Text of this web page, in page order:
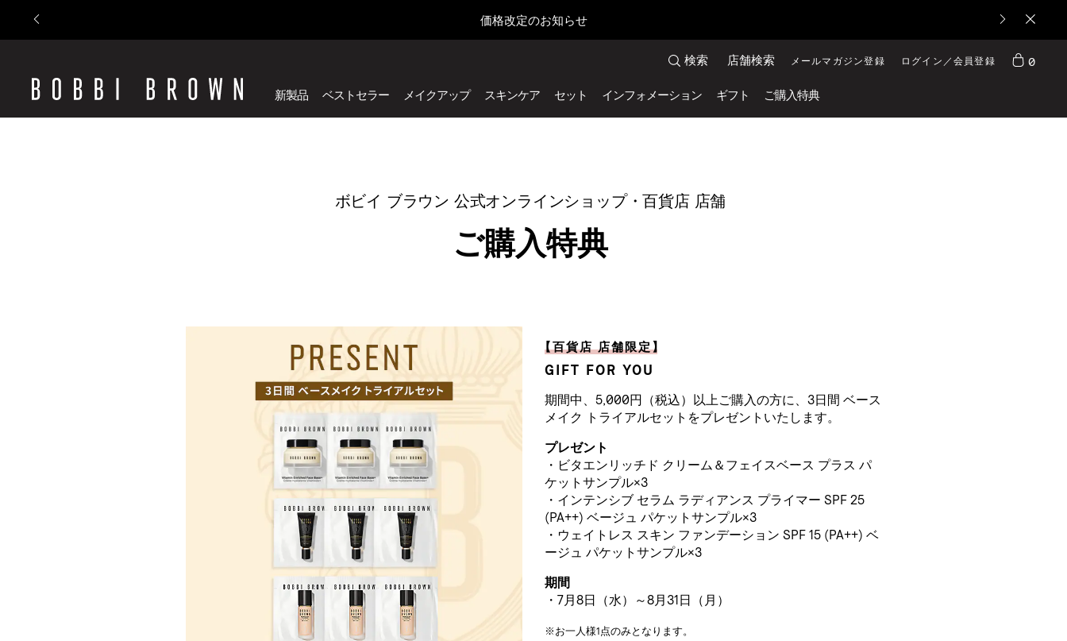
価格改定のお知らせ
新製品 ベストセラー メイクアップ スキンケア セット インフォメーション ギフト ご購入特典
検索 店舗検索 メールマガジン登録 ログイン／会員登録 0
ボビイ ブラウン 公式オンラインショップ・百貨店 店舗
ご購入特典
【百貨店 店舗限定 】
GIFT FOR YOU
期間中、5,000円（税込）以上ご購入の方に、3日間 ベース
メイク トライアルセットをプレゼントいたします。
プレゼント
・ビタエンリッチド クリーム＆フェイスベース プラス パ
ケットサンプル×3
・インテンシブ セラム ラディアンス プライマー SPF 25
(PA++) ベージュ パケットサンプル×3
・ウェイトレス スキン ファンデーション SPF 15 (PA++) ベ
ージュ パケットサンプル×3
期間
・7月8日（水）～8月31日（月）
※お一人様1点のみとなります。